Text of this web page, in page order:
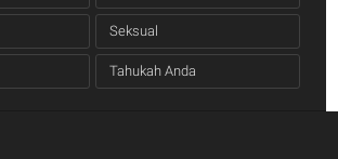
Seksual
Tahukah Anda